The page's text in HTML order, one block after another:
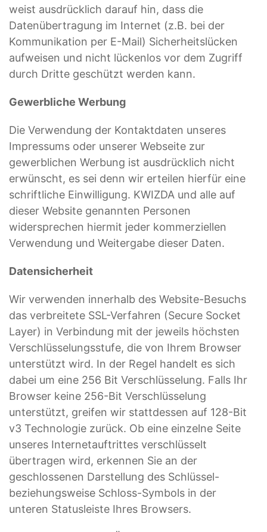
weist ausdrücklich darauf hin, dass die
Datenübertragung im Internet (z.B. bei der
Kommunikation per E-Mail) Sicherheitslücken
aufweisen und nicht lückenlos vor dem Zugriff
durch Dritte geschützt werden kann.
Gewerbliche Werbung
Die Verwendung der Kontaktdaten unseres
Impressums oder unserer Webseite zur
gewerblichen Werbung ist ausdrücklich nicht
erwünscht, es sei denn wir erteilen hierfür eine
schriftliche Einwilligung. KWIZDA und alle auf
dieser Website genannten Personen
widersprechen hiermit jeder kommerziellen
Verwendung und Weitergabe dieser Daten.
Datensicherheit
Wir verwenden innerhalb des Website-Besuchs
das verbreitete SSL-Verfahren (Secure Socket
Layer) in Verbindung mit der jeweils höchsten
Verschlüsselungsstufe, die von Ihrem Browser
unterstützt wird. In der Regel handelt es sich
dabei um eine 256 Bit Verschlüsselung. Falls Ihr
Browser keine 256-Bit Verschlüsselung
unterstützt, greifen wir stattdessen auf 128-Bit
v3 Technologie zurück. Ob eine einzelne Seite
unseres Internetauftrittes verschlüsselt
übertragen wird, erkennen Sie an der
geschlossenen Darstellung des Schlüssel-
beziehungsweise Schloss-Symbols in der
unteren Statusleiste Ihres Browsers.